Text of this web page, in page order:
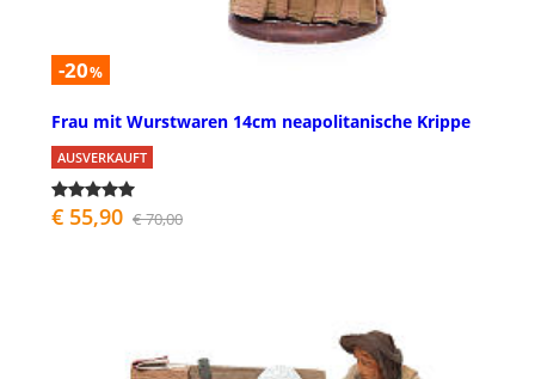
-20%
Frau mit Wurstwaren 14cm neapolitanische Krippe
AUSVERKAUFT
€ 55,90 € 70,00